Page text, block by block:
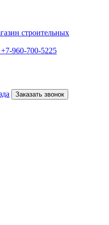
строительных
+7-960-700-5225
Заказать звонок